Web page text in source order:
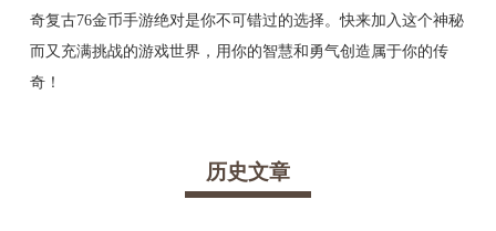
奇复古76金币手游绝对是你不可错过的选择。快来加入这个神秘
而又充满挑战的游戏世界，用你的智慧和勇气创造属于你的传
奇！
历史文章